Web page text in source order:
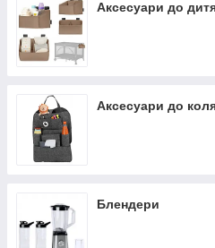
Аксесуари до
Аксесуари до
Блендери